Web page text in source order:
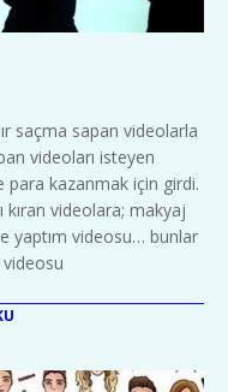
saçma sapan videolarla
videoları isteyen
para kazanmak için girdi.
kıran videolara; makyaj
yaptım videosu… bunlar